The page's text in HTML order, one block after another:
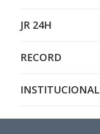
JR 24H
RECORD
INSTITUCIONAL